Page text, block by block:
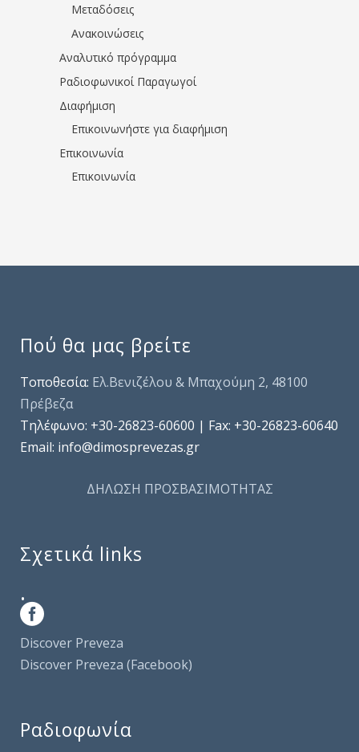
Μεταδόσεις
Ανακοινώσεις
Αναλυτικό πρόγραμμα
Ραδιοφωνικοί Παραγωγοί
Διαφήμιση
Επικοινωνήστε για διαφήμιση
Επικοινωνία
Επικοινωνία
Πού θα μας βρείτε
Τοποθεσία: Ελ.Βενιζέλου & Μπαχούμη 2, 48100
Πρέβεζα
Τηλέφωνo: +30-26823-60600 | Fax: +30-26823-60640
Email: info@dimosprevezas.gr
ΔΗΛΩΣΗ ΠΡΟΣΒΑΣΙΜΟΤΗΤΑΣ
Σχετικά links
.
Discover Preveza
Discover Preveza (Facebook)
Ραδιοφωνία